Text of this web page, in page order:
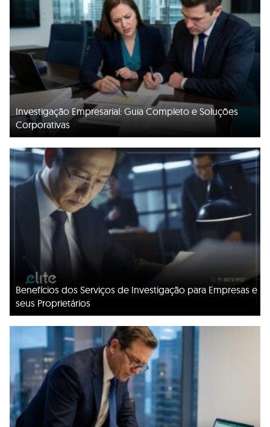
Investigação Empresarial: Guia Completo e Soluções
Corporativas
Benefícios dos Serviços de Investigação para Empresas e
seus Proprietários